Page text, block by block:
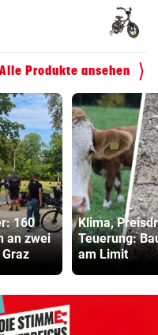
Alle Produkte ansehen
160
an zwei
Klima,
Teuerung:
am Limit